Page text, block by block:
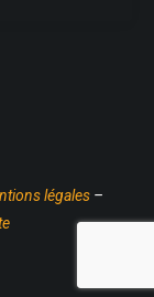
légales –